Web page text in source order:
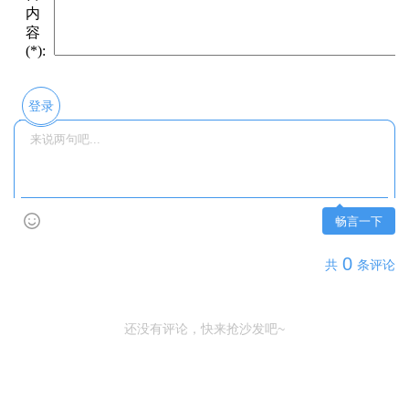
登录
畅言一下
共 0 条评论
还没有评论，快来抢沙发吧~